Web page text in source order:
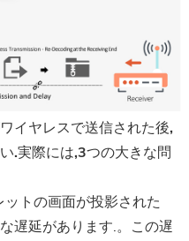
イヤレスで送信された後,
.実際には,3つの大きな問
トの画面が投影された
遅延があります.。この遅